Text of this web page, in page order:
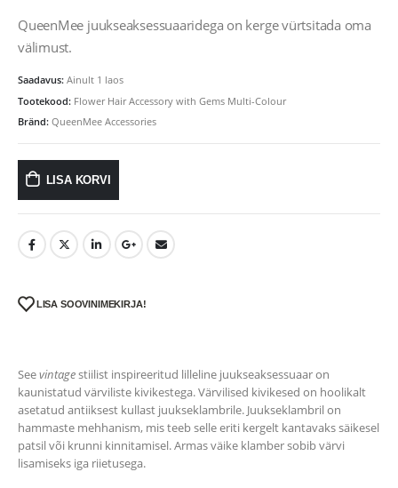
oli:
on:
QueenMee juukseaksessuaaridega on kerge vürtsitada oma
välimust.
Saadavus: Ainult 1 laos
Tootekood: Flower Hair Accessory with Gems Multi-Colour
Bränd: QueenMee Accessories
LISA KORVI
LISA SOOVINIMEKIRJA!
Seevintagestiilist inspireeritud lilleline juukseaksessuaar on
kaunistatud värviliste kivikestega. Värvilised kivikesed on hoolikalt
asetatud antiiksest kullast juukseklambrile. Juukseklambril on
hammaste mehhanism, mis teeb selle eriti kergelt kantavaks säikesel
patsil või krunni kinnitamisel. Armas väike klamber sobib värvi
lisamiseks iga riietusega.